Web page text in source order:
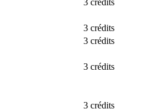
3 crédits
3 crédits
3 crédits
3 crédits
3 crédits